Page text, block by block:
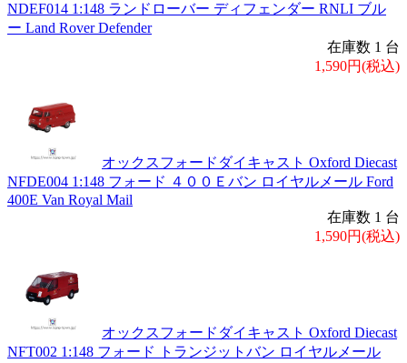
NDEF014 1:148 ランドローバー ディフェンダー RNLI ブル
ー Land Rover Defender
在庫数 1 台
1,590円(税込)
オックスフォードダイキャスト Oxford Diecast
NFDE004 1:148 フォード ４００Ｅバン ロイヤルメール Ford
400E Van Royal Mail
在庫数 1 台
1,590円(税込)
オックスフォードダイキャスト Oxford Diecast
NFT002 1:148 フォード トランジットバン ロイヤルメール